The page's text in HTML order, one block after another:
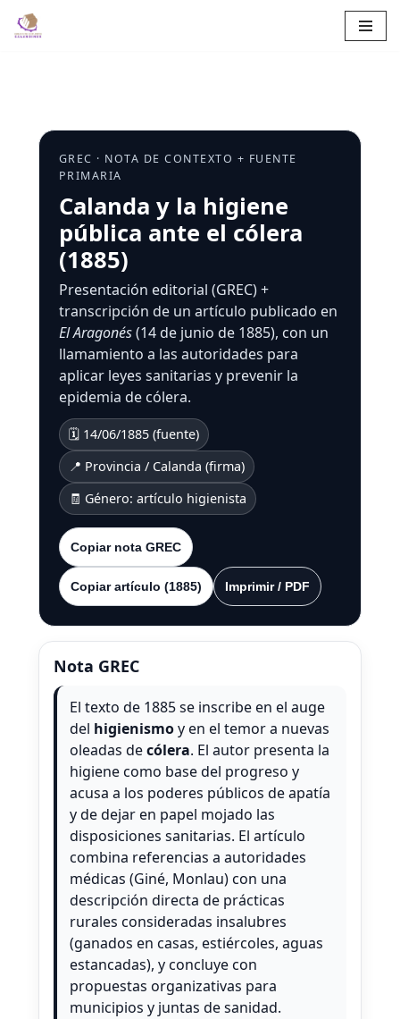
GREC · NOTA DE CONTEXTO + FUENTE
PRIMARIA
Calanda y la higiene
pública ante el cólera
(1885)
Presentación editorial (GREC) +
transcripción de un artículo publicado en
El Aragonés(14 de junio de 1885), con un
llamamiento a las autoridades para
aplicar leyes sanitarias y prevenir la
epidemia de cólera.
🗓️ 14/06/1885 (fuente)
📍 Provincia / Calanda (firma)
🧾 Género: artículo higienista
Copiar nota GREC
Copiar artículo (1885) Imprimir / PDF
Nota GREC
El texto de 1885 se inscribe en el auge
del higienismoy en el temor a nuevas
oleadas decólera. El autor presenta la
higiene como base del progreso y
acusa a los poderes públicos de apatía
y de dejar en papel mojado las
disposiciones sanitarias. El artículo
combina referencias a autoridades
médicas (Giné, Monlau) con una
descripción directa de prácticas
rurales consideradas insalubres
(ganados en casas, estiércoles, aguas
estancadas), y concluye con
propuestas organizativas para
municipios y juntas de sanidad.